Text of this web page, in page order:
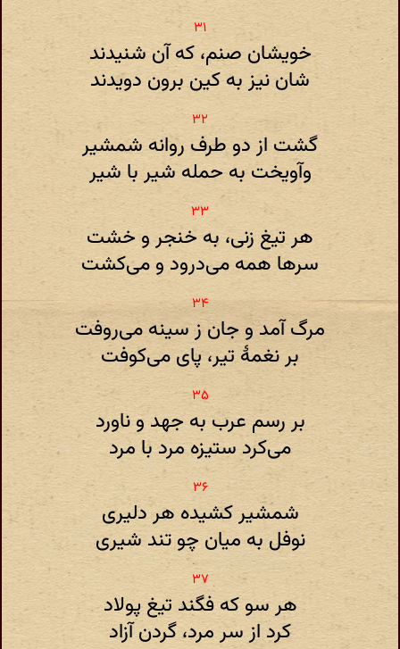
خویشان صنم، که آن شنیدند
شان نیز به کین برون دویدند
گشت از دو طرف روانه شمشیر
وآویخت به حمله شیر با شیر
هر تیغ زنی، به خنجر و خشت
سرها همه می‌درود و می‌کشت
مرگ آمد و جان ز سینه می‌روفت
بر نغمهٔ تیر، پای می‌کوفت
بر رسم عرب به جهد و ناورد
می‌کرد ستیزه مرد با مرد
شمشیر کشیده هر دلیری
نوفل به میان چو تند شیری
هر سو که فگند تیغ پولاد
کرد از سر مرد، گردن آزاد